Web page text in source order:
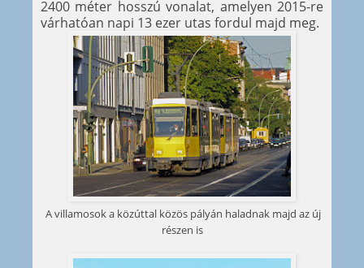
2400 méter hosszú vonalat, amelyen 2015-re
várhatóan napi 13 ezer utas fordul majd meg.
A villamosok a közúttal közös pályán haladnak majd az új
részen is